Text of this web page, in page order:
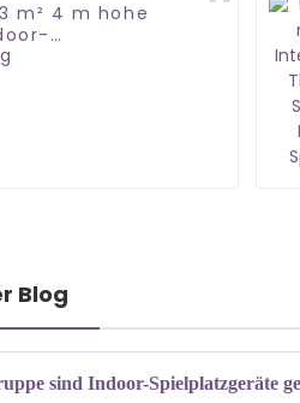
m² 4 m hohe
Blog
sind Indoor-Spielplatzgeräte